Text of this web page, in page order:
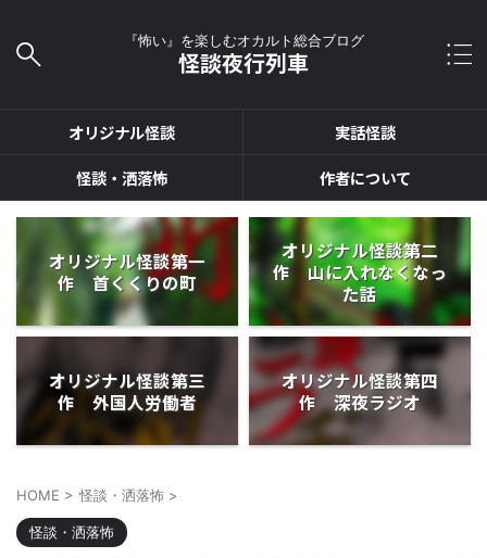
『怖い』を楽しむオカルト総合ブログ
怪談夜行列車
オリジナル怪談
実話怪談
怪談・洒落怖
作者について
オリジナル怪談第一
作 首くくりの町
オリジナル怪談第二
作 山に入れなくなっ
た話
オリジナル怪談第三
作 外国人労働者
オリジナル怪談第四
作 深夜ラジオ
HOME > 怪談・洒落怖 >
怪談・洒落怖